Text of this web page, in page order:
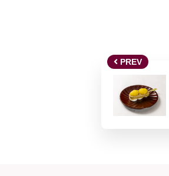
PREV